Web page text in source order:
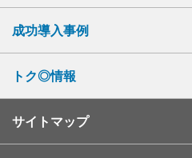
成功導入事例
トク◎情報
サイトマップ